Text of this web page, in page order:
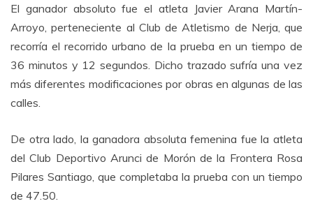
El ganador absoluto fue el atleta Javier Arana Martín-
Arroyo, perteneciente al Club de Atletismo de Nerja, que
recorría el recorrido urbano de la prueba en un tiempo de
36 minutos y 12 segundos. Dicho trazado sufría una vez
más diferentes modificaciones por obras en algunas de las
calles.
De otra lado, la ganadora absoluta femenina fue la atleta
del Club Deportivo Arunci de Morón de la Frontera Rosa
Pilares Santiago, que completaba la prueba con un tiempo
de 47.50.